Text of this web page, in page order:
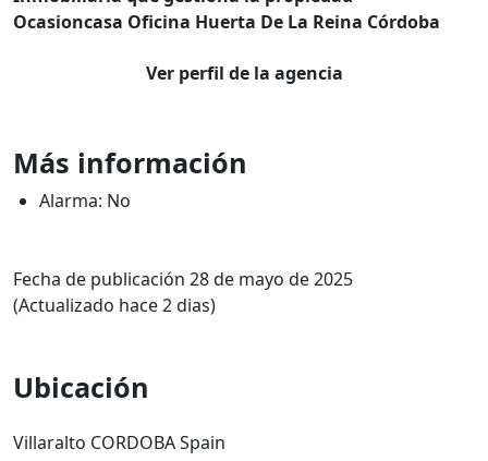
Ocasioncasa Oficina Huerta De La Reina Córdoba
Ver perfil de la agencia
Más información
Alarma: No
Fecha de publicación 28 de mayo de 2025
(Actualizado hace 2 dias)
Ubicación
Villaralto CORDOBA Spain